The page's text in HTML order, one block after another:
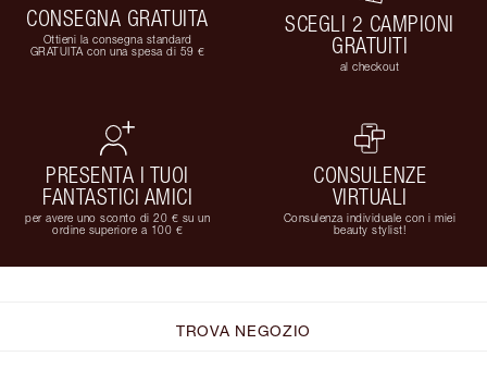
CONSEGNA GRATUITA
Ottieni la consegna standard
GRATUITA con una spesa di 59 €
SCEGLI 2 CAMPIONI
GRATUITI
al checkout
PRESENTA I TUOI
FANTASTICI AMICI
per avere uno sconto di 20 € su un
ordine superiore a 100 €
CONSULENZE
VIRTUALI
Consulenza individuale con i miei
beauty stylist!
TROVA NEGOZIO